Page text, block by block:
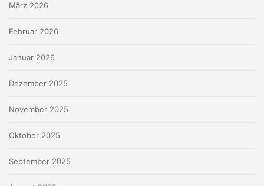
März 2026
Februar 2026
Januar 2026
Dezember 2025
November 2025
Oktober 2025
September 2025